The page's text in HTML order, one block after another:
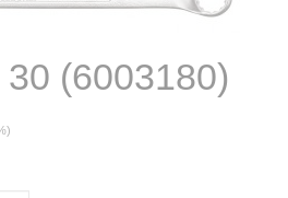
(6003180)